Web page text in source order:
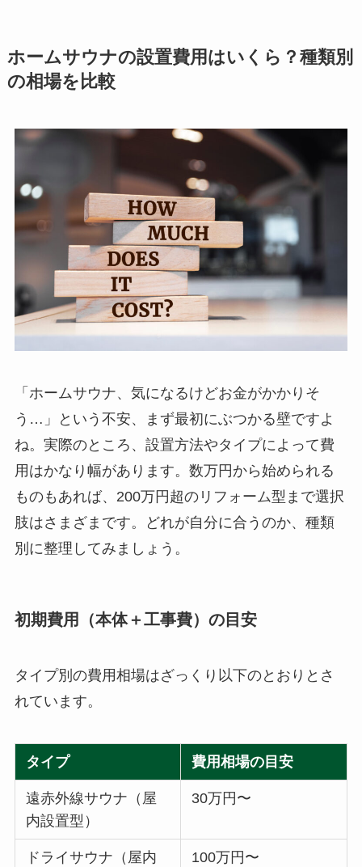
ホームサウナの設置費用はいくら？種類別
の相場を比較
「ホームサウナ、気になるけどお金がかかりそ
う…」という不安、まず最初にぶつかる壁ですよ
ね。実際のところ、設置方法やタイプによって費
用はかなり幅があります。数万円から始められる
ものもあれば、200万円超のリフォーム型まで選択
肢はさまざまです。どれが自分に合うのか、種類
別に整理してみましょう。
初期費用（本体＋工事費）の目安
タイプ別の費用相場はざっくり以下のとおりとさ
れています。
タイプ 費用相場の目安
遠赤外線サウナ（屋
内設置型）
30万円〜
ドライサウナ（屋内
100万円〜